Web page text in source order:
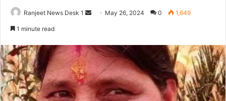
Ranjeet News Desk 1
d
n
e
m
May 26, 2024 0 1,649
1 minute read